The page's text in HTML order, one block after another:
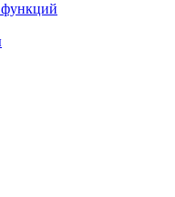
функций